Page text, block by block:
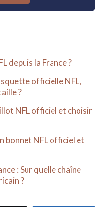
depuis la France ?
officielle NFL,
?
NFL officiel et choisir
bonnet NFL officiel et
: Sur quelle chaîne
?